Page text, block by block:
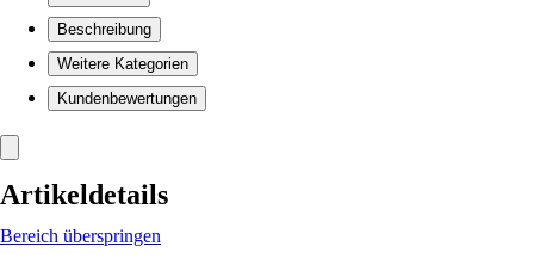
Beschreibung
Weitere Kategorien
Kundenbewertungen
Artikeldetails
Bereich überspringen